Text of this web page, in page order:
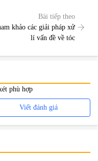
Bài tiếp theo
khảo các giải pháp xử
lí vấn đề về tóc
phù hợp
Viết đánh giá